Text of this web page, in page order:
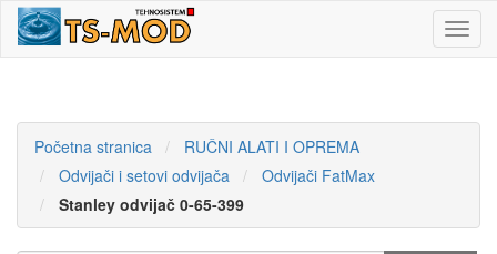
Početna stranica
RUČNI ALATI I OPREMA
Odvijači i setovi odvijača
Odvijači FatMax
Stanley odvijač 0-65-399